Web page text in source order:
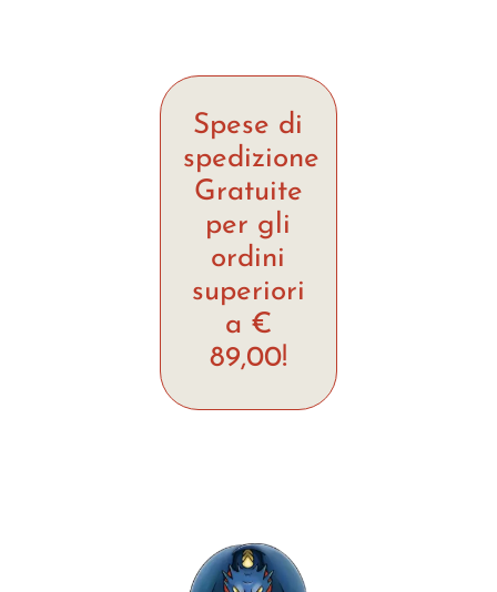
Spese di
spedizione
Gratuite
per gli
ordini
superiori
a €
89,00!